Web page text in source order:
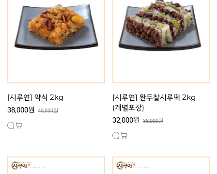
[시루연] 약식 2kg
38,000원 45,000원
[시루연] 완두찰시루떡 2kg
(개별포장)
32,000원 38,000원